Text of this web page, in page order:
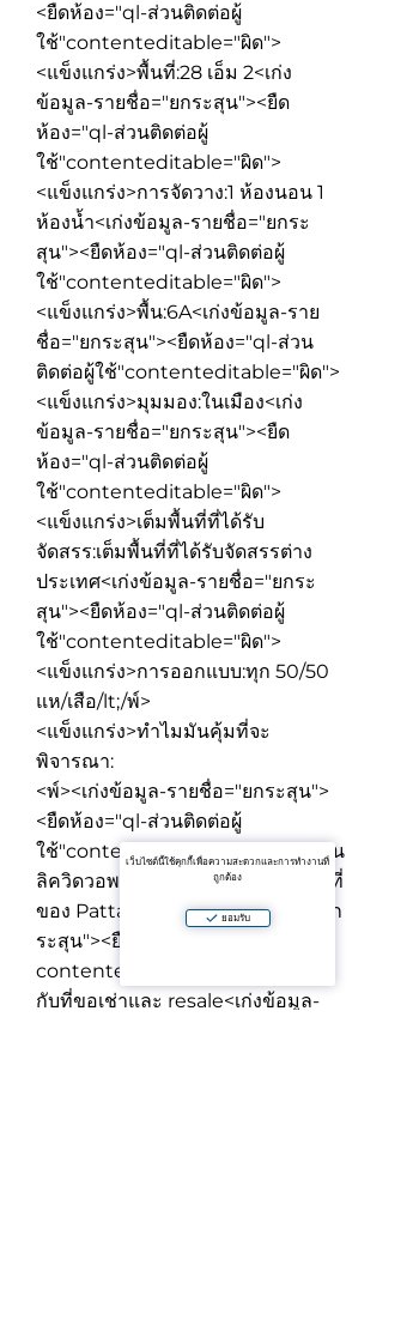
<ยืดห้อง="ql-ส่วนติดต่อผู้
ใช้"contenteditable="ผิด">
<แข็งแกร่ง>พื้นที่:28 เอ็ม 2<เก่ง
ข้อมูล-รายชื่อ="ยกระสุน"><ยืด
ห้อง="ql-ส่วนติดต่อผู้
ใช้"contenteditable="ผิด">
<แข็งแกร่ง>การจัดวาง:1 ห้องนอน 1
ห้องน้ำ<เก่งข้อมูล-รายชื่อ="ยกระ
สุน"><ยืดห้อง="ql-ส่วนติดต่อผู้
ใช้"contenteditable="ผิด">
<แข็งแกร่ง>พื้น:6A<เก่งข้อมูล-ราย
ชื่อ="ยกระสุน"><ยืดห้อง="ql-ส่วน
ติดต่อผู้ใช้"contenteditable="ผิด">
<แข็งแกร่ง>มุมมอง:ในเมือง<เก่ง
ข้อมูล-รายชื่อ="ยกระสุน"><ยืด
ห้อง="ql-ส่วนติดต่อผู้
ใช้"contenteditable="ผิด">
<แข็งแกร่ง>เต็มพื้นที่ที่ได้รับ
จัดสรร:เต็มพื้นที่ที่ได้รับจัดสรรต่าง
ประเทศ<เก่งข้อมูล-รายชื่อ="ยกระ
สุน"><ยืดห้อง="ql-ส่วนติดต่อผู้
ใช้"contenteditable="ผิด">
<แข็งแกร่ง>การออกแบบ:ทุก 50/50
แห/เสือ/lt;/พ์>
<แข็งแกร่ง>ทำไมมันคุ้มที่จะ
พิจารณา:
<พ์><เก่งข้อมูล-รายชื่อ="ยกระสุน">
<ยืดห้อง="ql-ส่วนติดต่อผู้
ใช้"contenteditable="ผิด">
แน่นอน
ลิควิดวอพาร์ทเมนท์เป็นที่นิยมในพื้นที่
ของ Pattaya
<เก่งข้อมูล-รายชื่อ="ยก
ระสุน"><ยืดห้อง="ql-ส่วนติดต่อผู้ใช้"
contenteditable="ผิด">
กับที่ขอเช่าและ resale<เก่งข้อมูล-
เว็บไซต์นี้ใช้คุกกี้เพื่อความสะดวกและการทำงานที่
ถูกต้อง
ยอมรับ